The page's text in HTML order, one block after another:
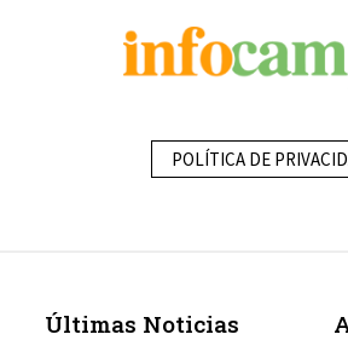
POLÍTICA DE
Últimas Noticias